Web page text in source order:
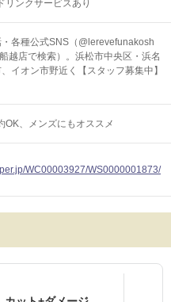
リンクサービスあり
各種公式SNS（@lerevefunakosh
越店で検索）。浜松市中央区・浜名
イオン市野近く【スタッフ募集中】
OK メンズにもオススメ
WC00003927/WS0000001873/